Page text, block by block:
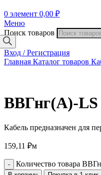
0 элемент 0,00 ₽
Меню
Поиск товаров
Вход / Регистрация
Главная Каталог товаров
ВВГнг(А)-LS
Кабель предназначен для
159,11 ₽м
Количество товара